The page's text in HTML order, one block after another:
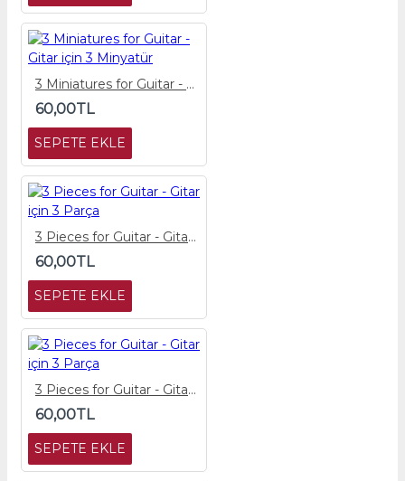
3 Miniatures for Guitar - Gitar için 3 Minyatür
60,00TL
SEPETE EKLE
3 Pieces for Guitar - Gitar için 3 Parça
60,00TL
SEPETE EKLE
3 Pieces for Guitar - Gitar için 3 Parça
60,00TL
SEPETE EKLE